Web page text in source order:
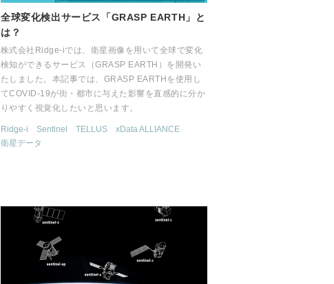
全球変化検出サービス「GRASP EARTH」と
は？
株式会社Ridge-iでは、衛星画像を用いて全球で変化
検知ができるサービス（GRASP EARTH）を開発い
たしました。本記事では、GRASP EARTHを使用し
てCOVID-19が街・都市に与えた影響を直感的に分か
りやすく視覚化したいと思います。
Ridge-i Sentinel TELLUS
xData ALLIANCE
衛星データ